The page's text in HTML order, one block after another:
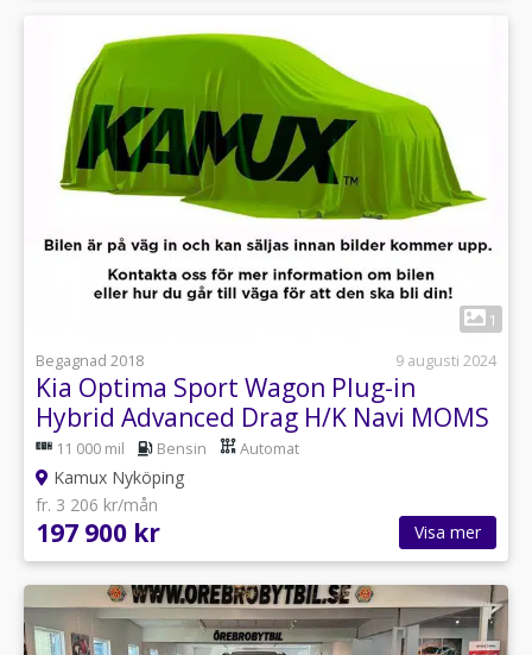
1
Begagnad 2018
9 augusti 2024
Kia Optima Sport Wagon Plug-in
Hybrid Advanced Drag H/K Navi MOMS
11 000 mil Bensin Automat
Kamux Nyköping
fr. 3 206 kr/mån
197 900 kr Visa mer